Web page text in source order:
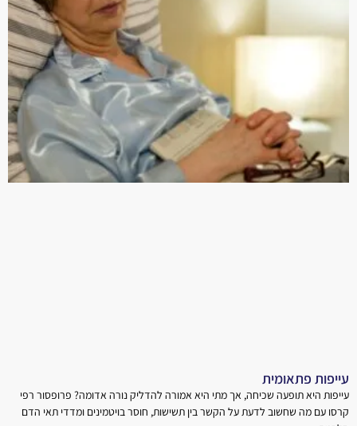
עייפות פתאומית
עייפות היא תופעה שכיחה, אך מתי היא אמורה להדליק נורה אדומה? פרופסור רפי
קרסו עם מה שחשוב לדעת על הקשר בין תשישות, חוסר בויטמינים ומדדי תאי הדם